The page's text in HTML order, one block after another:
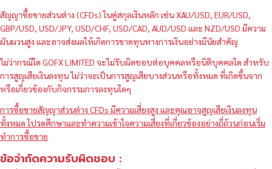
สัญญาซื้อขายส่วนต่าง (CFDs) ในคู่สกุลเงินหลัก เช่น XAU/USD, EUR/USD,
GBP/USD, USD/JPY, USD/CHF, USD/CAD, AUD/USD และ NZD/USD มีความ
ผันผวนสูง และอาจส่งผลให้เกิดการขาดทุนทางการเงินอย่างมีนัยสำคัญ
ไม่ว่ากรณีใด GOFX LIMITED จะไม่รับผิดชอบต่อบุคคลหรือนิติบุคคลใด สำหรับ
การสูญเสียเงินลงทุน ไม่ว่าจะเป็นการสูญเสียบางส่วนหรือทั้งหมด ที่เกิดขึ้นจาก
หรือเกี่ยวข้องกับกิจกรรมการลงทุนใดๆ
การซื้อขายสัญญาส่วนต่าง CFDs มีความเสี่ยงสูง และคุณอาจสูญเสียเงินลงทุน
ทั้งหมด โปรดศึกษาและทำความเข้าใจความเสี่ยงที่เกี่ยวข้องอย่างถี่ถ้วนก่อนเริ่ม
ทำการซื้อขาย
ข้อจำกัดความรับผิดชอบ :